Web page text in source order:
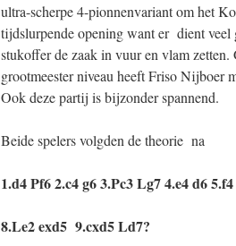
ultra-scherpe 4-pionnenvariant om het
tijdslurpende opening want er dient veel
stukoffer de zaak in vuur en vlam
grootmeester niveau heeft Friso Nijboer
Ook deze partij is bijzonder spannend.
Beide spelers volgden de theorie na
1.d4 Pf6 2.c4 g6 3.Pc3 Lg7 4.e4 d6
8.Le2 exd5 9.cxd5 Ld7?